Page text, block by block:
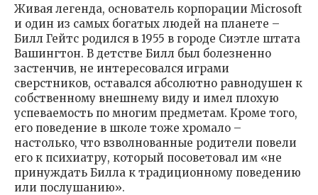
Живая легенда, основатель корпорации Microsoft
и один из самых богатых людей на планете –
Билл Гейтс родился в 1955 в городе Сиэтле штата
Вашингтон. В детстве Билл был болезненно
застенчив, не интересовался играми
сверстников, оставался абсолютно равнодушен к
собственному внешнему виду и имел плохую
успеваемость по многим предметам. Кроме того,
его поведение в школе тоже хромало –
настолько, что взволнованные родители повели
его к психиатру, который посоветовал им «не
принуждать Билла к традиционному поведению
или послушанию».